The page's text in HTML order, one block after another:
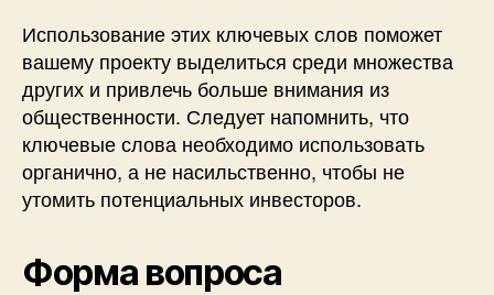
Использование этих ключевых слов поможет
вашему проекту выделиться среди множества
других и привлечь больше внимания из
общественности. Следует напомнить, что
ключевые слова необходимо использовать
органично, а не насильственно, чтобы не
утомить потенциальных инвесторов.
Форма вопроса